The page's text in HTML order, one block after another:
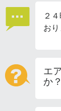
２
お
エ
か？